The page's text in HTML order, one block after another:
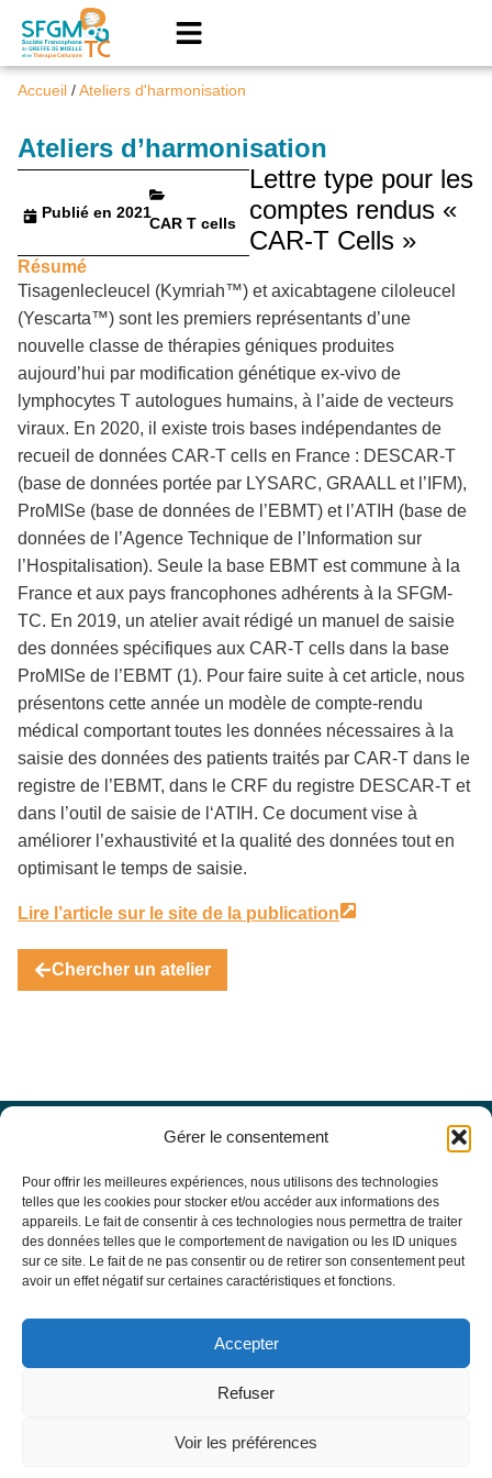
Gérer le consentement
Pour offrir les meilleures expériences, nous utilisons des technologies
telles que les cookies pour stocker et/ou accéder aux informations des
appareils. Le fait de consentir à ces technologies nous permettra de traiter
des données telles que le comportement de navigation ou les ID uniques
sur ce site. Le fait de ne pas consentir ou de retirer son consentement peut
avoir un effet négatif sur certaines caractéristiques et fonctions.
Accepter
Refuser
Voir les préférences
Accueil / Ateliers d'harmonisation
Ateliers d’harmonisation
Publié en 2021
CAR T cells
Lettre type pour les
comptes rendus «
CAR-T Cells »
Résumé
Tisagenlecleucel (Kymriah™) et axicabtagene ciloleucel
(Yescarta™) sont les premiers représentants d’une
nouvelle classe de thérapies géniques produites
aujourd’hui par modification génétique ex-vivo de
lymphocytes T autologues humains, à l’aide de vecteurs
viraux. En 2020, il existe trois bases indépendantes de
recueil de données CAR-T cells en France : DESCAR-T
(base de données portée par LYSARC, GRAALL et l’IFM),
ProMISe (base de données de l’EBMT) et l’ATIH (base de
données de l’Agence Technique de l’Information sur
l’Hospitalisation). Seule la base EBMT est commune à la
France et aux pays francophones adhérents à la SFGM-
TC. En 2019, un atelier avait rédigé un manuel de saisie
des données spécifiques aux CAR-T cells dans la base
ProMISe de l’EBMT (1). Pour faire suite à cet article, nous
présentons cette année un modèle de compte-rendu
médical comportant toutes les données nécessaires à la
saisie des données des patients traités par CAR-T dans le
registre de l’EBMT, dans le CRF du registre DESCAR-T et
dans l’outil de saisie de l‘ATIH. Ce document vise à
améliorer l’exhaustivité et la qualité des données tout en
optimisant le temps de saisie.
Lire l’article sur le site de la publication
Chercher un atelier
Actualités
Agenda
Missions du site
Mentions légales
Conditions générales d’utilisation
Base de données EBMT Registry